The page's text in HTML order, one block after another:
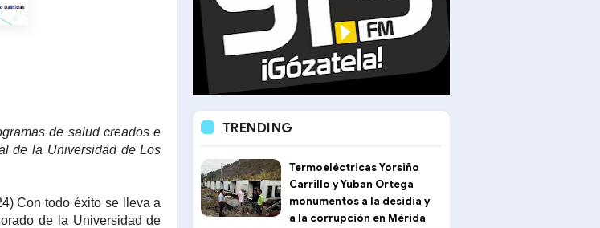
de salud creados e
de la Universidad de Los
Con todo éxito se lleva a
de la Universidad de
TRENDING
Termoeléctricas Yorsiño
Carrillo y Yuban Ortega
monumentos a la desidia y
a la corrupción en Mérida